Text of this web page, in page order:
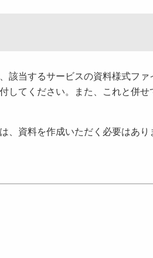
該当するサービスの資料様式フ
してください。また、これと併
資料を作成いただく必要はあり